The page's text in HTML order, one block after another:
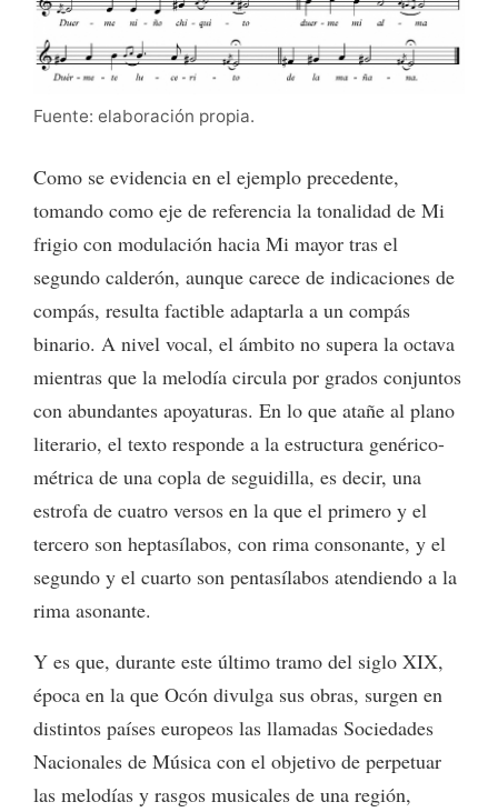
Fuente: elaboración propia.
Como se evidencia en el ejemplo precedente,
tomando como eje de referencia la tonalidad de Mi
frigio con modulación hacia Mi mayor tras el
segundo calderón, aunque carece de indicaciones de
compás, resulta factible adaptarla a un compás
binario. A nivel vocal, el ámbito no supera la octava
mientras que la melodía circula por grados conjuntos
con abundantes apoyaturas. En lo que atañe al plano
literario, el texto responde a la estructura genérico-
métrica de una copla de seguidilla, es decir, una
estrofa de cuatro versos en la que el primero y el
tercero son heptasílabos, con rima consonante, y el
segundo y el cuarto son pentasílabos atendiendo a la
rima asonante.
Y es que, durante este último tramo del siglo XIX,
época en la que Ocón divulga sus obras, surgen en
distintos países europeos las llamadas Sociedades
Nacionales de Música con el objetivo de perpetuar
las melodías y rasgos musicales de una región,